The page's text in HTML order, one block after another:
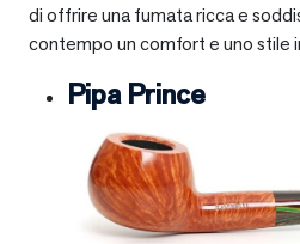
di offrire una fumata ricca e
contempo un comfort e uno stile
Pipa Prince